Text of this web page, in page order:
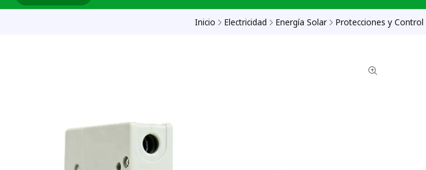
Inicio Electricidad Energía Solar Protecciones y Control